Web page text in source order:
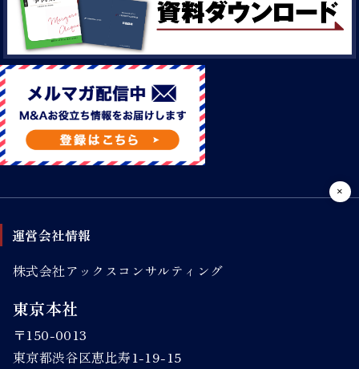
運営会社情報
株式会社アックスコンサルティング
東京本社
〒150-0013
東京都渋谷区恵比寿1-19-15